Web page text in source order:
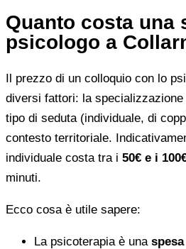
Quanto costa una
psicologo a
Il prezzo di un colloquio con lo
diversi fattori: la
tipo di seduta (individuale, di
contesto territoriale.
individuale costa tra i 50€ e i
minuti.
Ecco cosa è utile sapere:
La psicoterapia è una